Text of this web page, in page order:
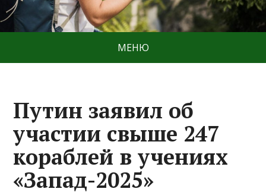
МЕНЮ
Путин заявил об
участии свыше 247
кораблей в учениях
«Запад-2025»